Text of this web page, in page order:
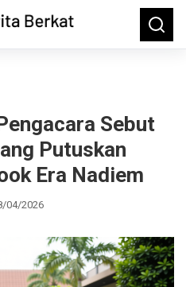
Search
for:
Sebut
Putuskan
Era Nadiem
04/2026